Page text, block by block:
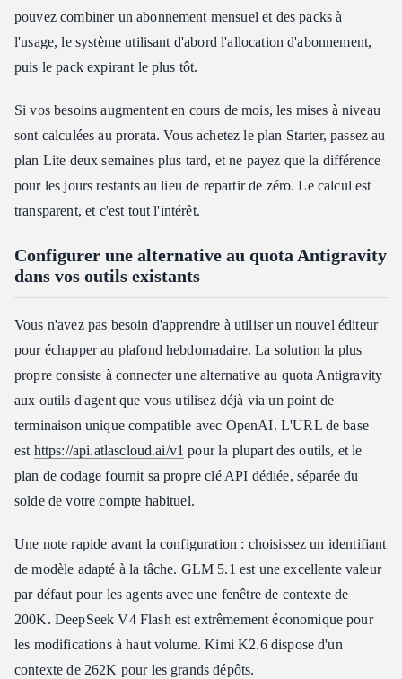
pouvez combiner un abonnement mensuel et des packs à
l'usage, le système utilisant d'abord l'allocation d'abonnement,
puis le pack expirant le plus tôt.
Si vos besoins augmentent en cours de mois, les mises à niveau
sont calculées au prorata. Vous achetez le plan Starter, passez au
plan Lite deux semaines plus tard, et ne payez que la différence
pour les jours restants au lieu de repartir de zéro. Le calcul est
transparent, et c'est tout l'intérêt.
Configurer une alternative au quota Antigravity
dans vos outils existants
Vous n'avez pas besoin d'apprendre à utiliser un nouvel éditeur
pour échapper au plafond hebdomadaire. La solution la plus
propre consiste à connecter une alternative au quota Antigravity
aux outils d'agent que vous utilisez déjà via un point de
terminaison unique compatible avec OpenAI. L'URL de base
est https://api.atlascloud.ai/v1 pour la plupart des outils, et le
plan de codage fournit sa propre clé API dédiée, séparée du
solde de votre compte habituel.
Une note rapide avant la configuration : choisissez un identifiant
de modèle adapté à la tâche. GLM 5.1 est une excellente valeur
par défaut pour les agents avec une fenêtre de contexte de
200K. DeepSeek V4 Flash est extrêmement économique pour
les modifications à haut volume. Kimi K2.6 dispose d'un
contexte de 262K pour les grands dépôts.